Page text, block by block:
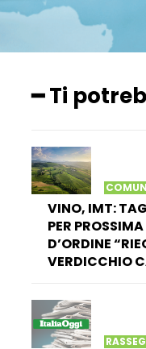
━ Ti
VINO, IMT:
PER
D’ORDINE
VERDICCHIO